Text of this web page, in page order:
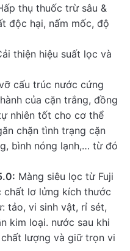
thụ thuốc trừ sâu &
độc hại, nấm mốc, độ
thiện hiệu suất lọc và
cấu trúc nước cứng
của cặn trắng, đồng
nhiên tốt cho cơ thể
chặn tình trạng cặn
bình nóng lạnh,… từ đó
Màng siêu lọc từ Fuji
chất lơ lửng kích thước
tảo, vi sinh vật, rỉ sét,
kim loại. nước sau khi
lượng và giữ trọn vi